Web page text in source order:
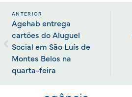
ANTERIOR
Agehab entrega
cartões do Aluguel
Social em São Luís de
Montes Belos na
quarta-feira